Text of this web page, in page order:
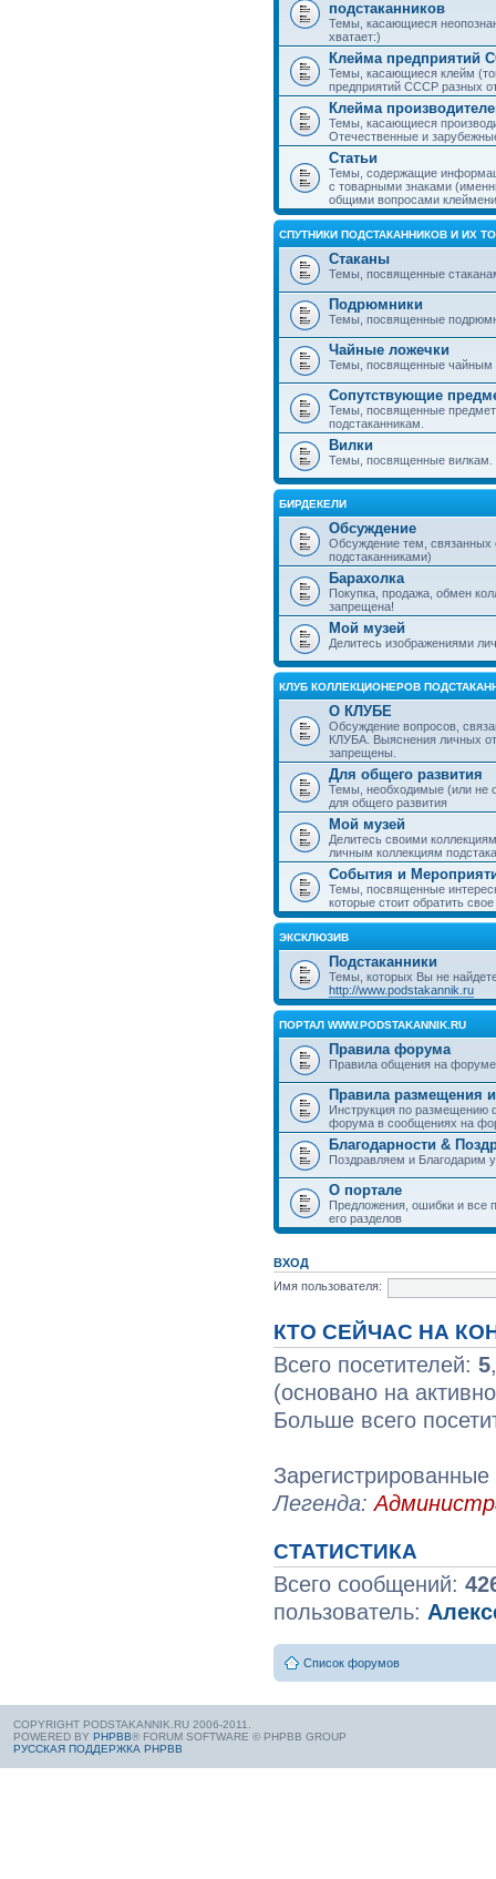
подстаканников
Темы, касающиеся
хватает:)
Клейма предприятий
Темы, касающиеся клейм
предприятий СССР разных
Клейма
Темы, касающиеся
Отечественные и
Статьи
Темы, содержащие
с товарными знаками
общими вопросами
СПУТНИКИ ПОДСТАКАННИКОВ И ИХ
Стаканы
Темы, посвященные
Подрюмники
Темы, посвященные
Чайные ложечки
Темы, посвященные чайным
Сопутствующие
Темы, посвященные
подстаканникам.
Вилки
Темы, посвященные вилкам.
БИРДЕКЕЛИ
Обсуждение
Обсуждение тем,
подстаканниками)
Барахолка
Покупка, продажа, обмен
запрещена!
Мой музей
Делитесь изображениями
КЛУБ КОЛЛЕКЦИОНЕРОВ
О КЛУБЕ
Обсуждение вопросов,
КЛУБА. Выяснения личных
запрещены.
Для общего развития
Темы, необходимые (или не
для общего развития
Мой музей
Делитесь своими
личным коллекциям
События и
Темы, посвященные
которые стоит обратить
ЭКСКЛЮЗИВ
Подстаканники
Темы, которых Вы не
http://www.podstakannik.ru
ПОРТАЛ WWW.PODSTAKANNIK.RU
Правила форума
Правила общения на форуме
Правила размещения
Инструкция по размещению
форума в сообщениях на
Благодарности &
Поздравляем и Благодарим
О портале
Предложения, ошибки и все
его разделов
ВХОД
Имя пользователя:
КТО СЕЙЧАС НА
Всего посетителей: 5
(основано на
Больше всего
Легенда:
СТАТИСТИКА
Всего сообщений:
пользователь:
Список форумов
COPYRIGHT PODSTAKANNIK.RU 2006-2011.
POWERED BY PHPBB® FORUM SOFTWARE © PHPBB GROUP
РУССКАЯ ПОДДЕРЖКА PHPBB